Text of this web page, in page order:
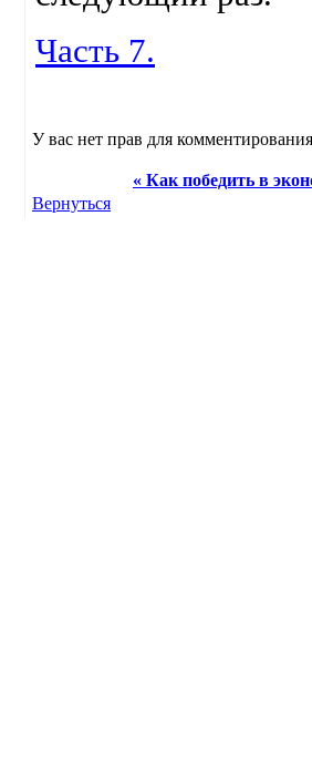
Часть 7.
У вас нет прав для
« Как победить в
Вернуться